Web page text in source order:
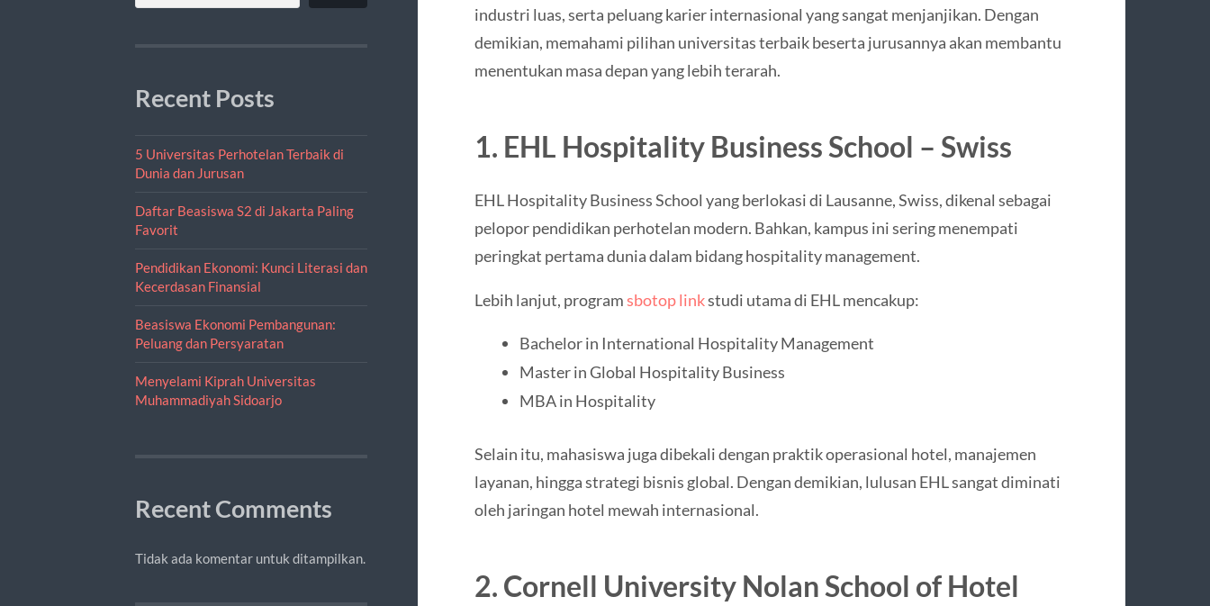
Recent Posts
5 Universitas Perhotelan Terbaik di
Dunia dan Jurusan
Daftar Beasiswa S2 di Jakarta Paling
Favorit
Pendidikan Ekonomi: Kunci Literasi dan
Kecerdasan Finansial
Beasiswa Ekonomi Pembangunan:
Peluang dan Persyaratan
Menyelami Kiprah Universitas
Muhammadiyah Sidoarjo
Recent Comments
Tidak ada komentar untuk ditampilkan.
industri luas, serta peluang karier internasional yang sangat menjanjikan. Dengan
demikian, memahami pilihan universitas terbaik beserta jurusannya akan membantu
menentukan masa depan yang lebih terarah.
1. EHL Hospitality Business School – Swiss
EHL Hospitality Business School yang berlokasi di Lausanne, Swiss, dikenal sebagai
pelopor pendidikan perhotelan modern. Bahkan, kampus ini sering menempati
peringkat pertama dunia dalam bidang hospitality management.
Lebih lanjut, programsbotop linkstudi utama di EHL mencakup:
Bachelor in International Hospitality Management
Master in Global Hospitality Business
MBA in Hospitality
Selain itu, mahasiswa juga dibekali dengan praktik operasional hotel, manajemen
layanan, hingga strategi bisnis global. Dengan demikian, lulusan EHL sangat diminati
oleh jaringan hotel mewah internasional.
2. Cornell University Nolan School of Hotel